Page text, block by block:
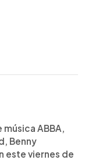
ABBA,
Benny
este viernes de